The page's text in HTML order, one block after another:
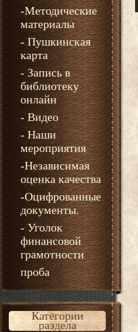
-Методические
материалы
- Пушкинская
карта
- Запись в
библиотеку
онлайн
- Видео
- Наши
мероприятия
-Независимая
оценка качества
-Оцифрованные
документы.
- Уголок
финансовой
грамотности
проба
Категории
раздела